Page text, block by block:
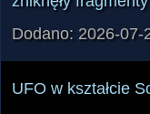
zniknęły
Dodano: 2026-07-
UFO w kształcie